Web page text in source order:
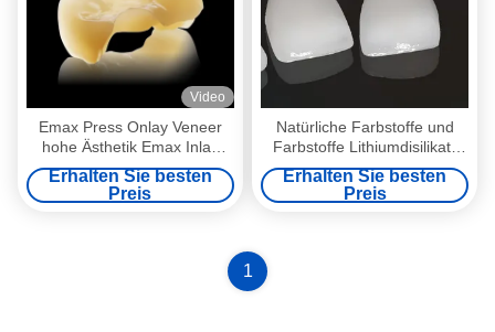
Video
Emax Press Onlay Veneer
hohe Ästhetik Emax Inlay
Onlay professionell
Erhalten Sie besten
Preis
Natürliche Farbstoffe und
Farbstoffe Lithiumdisilikat-
Fräsenfolie
Erhalten Sie besten
Preis
1